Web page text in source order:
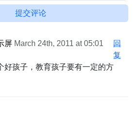
提交评论
屏 March 24th, 2011 at 05:01
回
复
好孩子，教育孩子要有一定的方